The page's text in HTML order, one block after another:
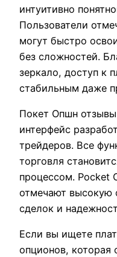
интуитивно
Пользователи
могут быстро
без сложностей.
зеркало, доступ к
стабильным даже
Покет Опшн
интерфейс
трейдеров. Все
торговля
процессом. Pocket
отмечают высокую
сделок и
Если вы ищете
опционов, которая